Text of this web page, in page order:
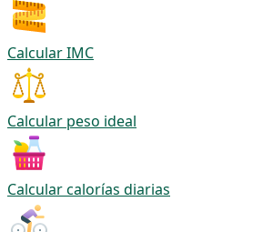
Calcular IMC
Calcular peso ideal
Calcular calorías diarias